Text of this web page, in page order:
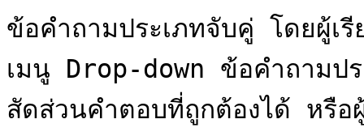
ข้อคำถามประเภทจับคู่ โดยผู้เ
เมนู Drop-down ข้อคำถามป
สัดส่วนคำตอบที่ถูกต้องได้ หรือ